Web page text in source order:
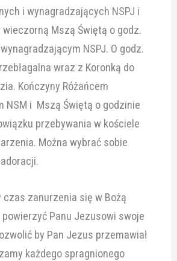
i wynagradzających NSPJ i
wieczorną Mszą Świętą o godz.
NSPJ. O godz.
wraz z Koronką do
Kończyny Różańcem
NSM i Mszą Świętą o godzinie
przebywania w kościele
Można wybrać sobie
czas zanurzenia się w Bożą
powierzyć Panu Jezusowi swoje
by Pan Jezus przemawiał
każdego spragnionego